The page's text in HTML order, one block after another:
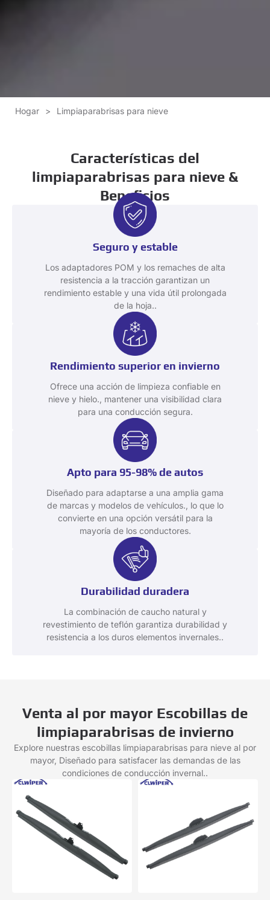
Hogar > Limpiaparabrisas para nieve
Características del
limpiaparabrisas para nieve &
Beneficios
Seguro y estable
Los adaptadores POM y los remaches de alta
resistencia a la tracción garantizan un
rendimiento estable y una vida útil prolongada
de la hoja..
Rendimiento superior en invierno
Ofrece una acción de limpieza confiable en
nieve y hielo., mantener una visibilidad clara
para una conducción segura.
Apto para 95-98% de autos
Diseñado para adaptarse a una amplia gama
de marcas y modelos de vehículos., lo que lo
convierte en una opción versátil para la
mayoría de los conductores.
Durabilidad duradera
La combinación de caucho natural y
revestimiento de teflón garantiza durabilidad y
resistencia a los duros elementos invernales..
Venta al por mayor Escobillas de
limpiaparabrisas de invierno
Explore nuestras escobillas limpiaparabrisas para nieve al por
mayor, Diseñado para satisfacer las demandas de las
condiciones de conducción invernal..